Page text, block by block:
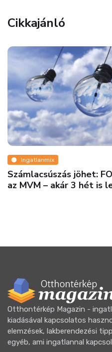
Cikkajánló
Ingatlanmix
Számlacsúszás jöhet:
az MVM – akár 3 hét is
Otthontérkép Magazin -
kiadásával kapcsolatos
elemzések, lakberendezési
egyéb, ami ingatlannal